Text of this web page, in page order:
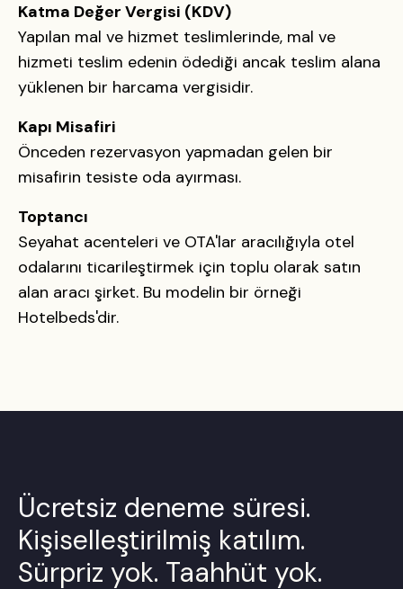
Katma Değer Vergisi (KDV)
Yapılan mal ve hizmet teslimlerinde, mal ve
hizmeti teslim edenin ödediği ancak teslim alana
yüklenen bir harcama vergisidir.
Kapı Misafiri
Önceden rezervasyon yapmadan gelen bir
misafirin tesiste oda ayırması.
Toptancı
Seyahat acenteleri ve OTA'lar aracılığıyla otel
odalarını ticarileştirmek için toplu olarak satın
alan aracı şirket. Bu modelin bir örneği
Hotelbeds'dir.
Ücretsiz deneme süresi.
Kişiselleştirilmiş katılım.
Sürpriz yok. Taahhüt yok.